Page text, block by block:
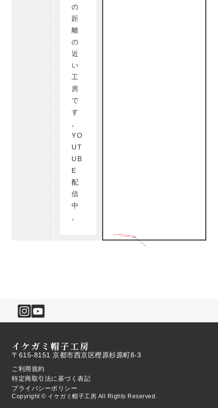
の
距
離
の
近
い
工
房
で
す
。
YO
UT
UB
E
配
信
中
。
イケガミ帽子工房
〒615-8151 京都市西京区樫原杉原町8-3
ご利用規約
特定商取引法に基づく表記
プライバシーポリシー
Copyright © イケガミ帽子工房 All Rights Reserved.